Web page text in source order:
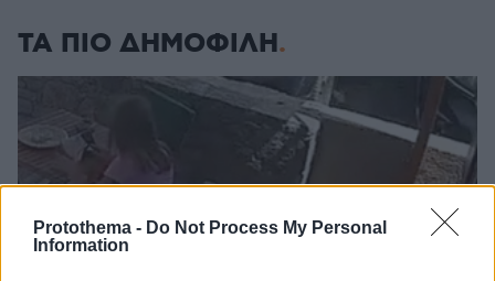
Protothema - Do Not Process My Personal
Information
ΤΑ ΠΙΟ ΔΗΜΟΦΙΛΗ